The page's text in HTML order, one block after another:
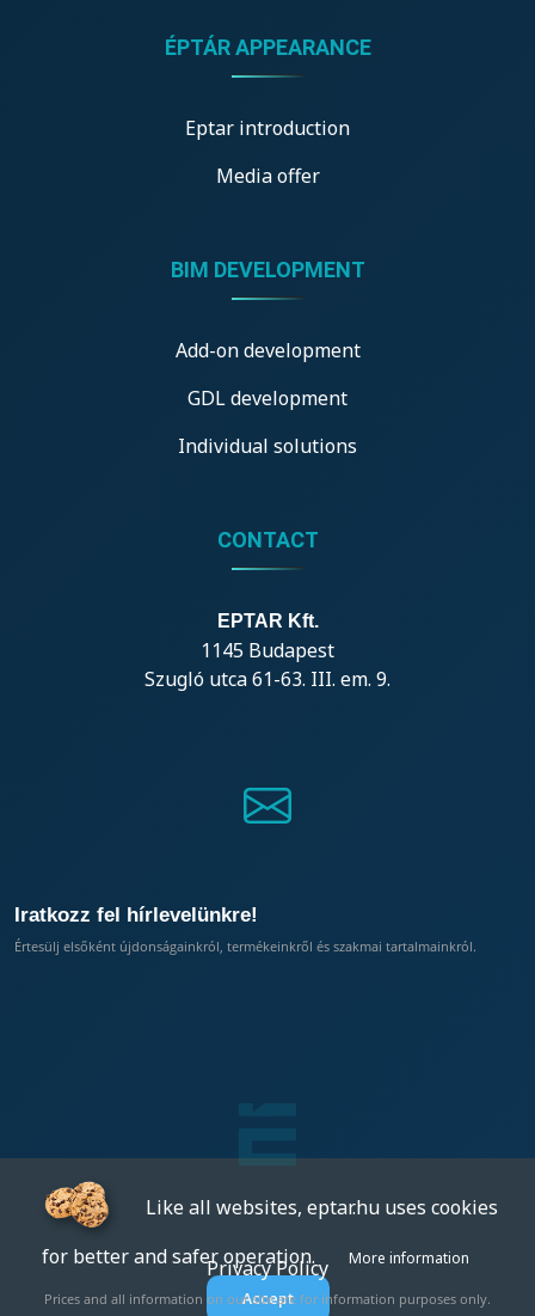
ÉPTÁR APPEARANCE
Eptar introduction
Media offer
BIM DEVELOPMENT
Add-on development
GDL development
Individual solutions
CONTACT
EPTAR Kft.
1145 Budapest
Szugló utca 61-63. III. em. 9.
Iratkozz fel hírlevelünkre!
Értesülj elsőként újdonságainkról, termékeinkről és szakmai tartalmainkról.
Privacy Policy
Prices and all information on our site are for information purposes only.
Like all websites, eptar.hu uses cookies
for better and safer operation.
More information
Accept